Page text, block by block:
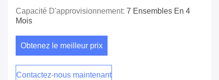
Capacité D'approvisionnement: 7 Ensembles En 4
Mois
Obtenez le meilleur prix
Contactez-nous maintenant